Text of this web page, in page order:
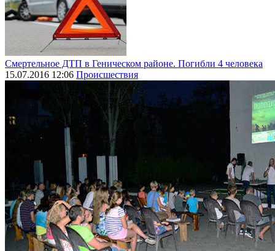
Смертельное ДТП в Геническом районе. Погибли 4 человека
15.07.2016 12:06 Происшествия